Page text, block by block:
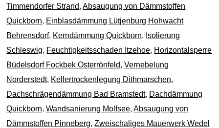
Timmendorfer Strand,Absaugung von Dämmstoffen
Quickborn, Einblasdämmung Lütjenburg Hohwacht
Behrensdorf, Kerndämmung Quickborn, Isolierung
Schleswig, Feuchtigkeitsschaden Itzehoe, Horizontalsperre
Büdelsdorf Fockbek Osterrönfeld,Vernebelung
Norderstedt, Kellertrockenlegung Dithmarschen,
Dachschrägendämmung Bad Bramstedt, Dachdämmung
Quickborn,Wandsanierung Molfsee,Absaugung von
Dämmstoffen Pinneberg,Zweischaliges Mauerwerk Wedel